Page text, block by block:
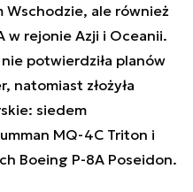
Wschodzie, ale również
w rejonie Azji i Oceanii.
potwierdziła planów
natomiast złożyła
siedem
MQ-4C Triton i
Boeing P-8A Poseidon.